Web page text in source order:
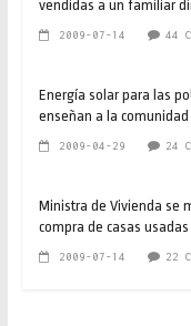
vendidas a un familiar
2009-07-14 44
Energía solar para las
enseñan a la
2009-04-29 24
Ministra de Vivienda se
compra de casas usadas
2009-07-14 22